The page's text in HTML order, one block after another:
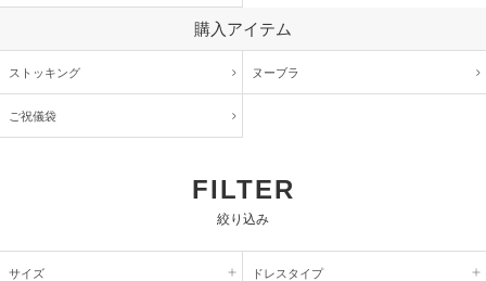
購入アイテム
ストッキング ヌーブラ
ご祝儀袋
FILTER
絞り込み
サイズ ドレスタイプ